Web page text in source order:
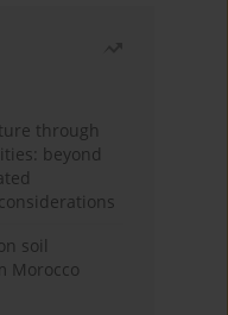
through
beyond
soil
Morocco